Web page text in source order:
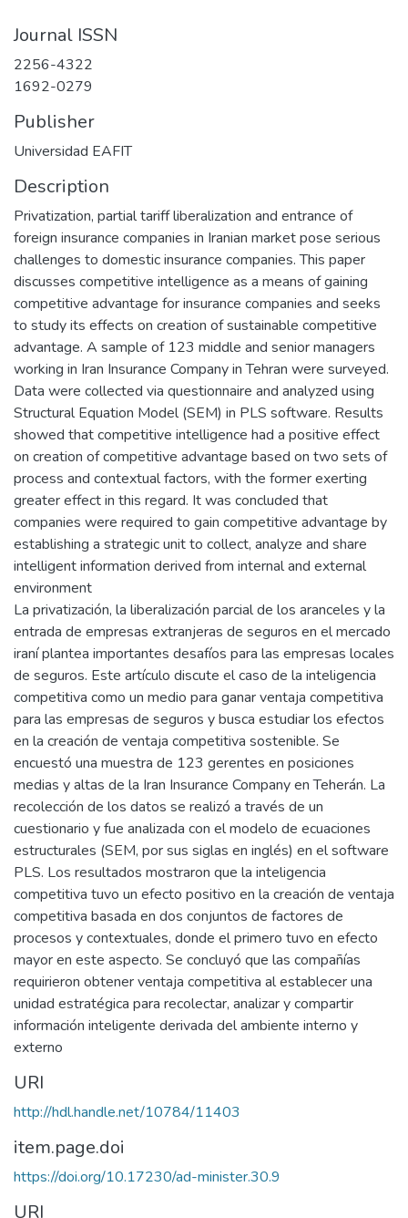
Journal ISSN
2256-4322
1692-0279
Publisher
Universidad EAFIT
Description
Privatization, partial tariff liberalization and entrance of
foreign insurance companies in Iranian market pose serious
challenges to domestic insurance companies. This paper
discusses competitive intelligence as a means of gaining
competitive advantage for insurance companies and seeks
to study its effects on creation of sustainable competitive
advantage. A sample of 123 middle and senior managers
working in Iran Insurance Company in Tehran were surveyed.
Data were collected via questionnaire and analyzed using
Structural Equation Model (SEM) in PLS software. Results
showed that competitive intelligence had a positive effect
on creation of competitive advantage based on two sets of
process and contextual factors, with the former exerting
greater effect in this regard. It was concluded that
companies were required to gain competitive advantage by
establishing a strategic unit to collect, analyze and share
intelligent information derived from internal and external
environment
La privatización, la liberalización parcial de los aranceles y la
entrada de empresas extranjeras de seguros en el mercado
iraní plantea importantes desafíos para las empresas locales
de seguros. Este artículo discute el caso de la inteligencia
competitiva como un medio para ganar ventaja competitiva
para las empresas de seguros y busca estudiar los efectos
en la creación de ventaja competitiva sostenible. Se
encuestó una muestra de 123 gerentes en posiciones
medias y altas de la Iran Insurance Company en Teherán. La
recolección de los datos se realizó a través de un
cuestionario y fue analizada con el modelo de ecuaciones
estructurales (SEM, por sus siglas en inglés) en el software
PLS. Los resultados mostraron que la inteligencia
competitiva tuvo un efecto positivo en la creación de ventaja
competitiva basada en dos conjuntos de factores de
procesos y contextuales, donde el primero tuvo en efecto
mayor en este aspecto. Se concluyó que las compañías
requirieron obtener ventaja competitiva al establecer una
unidad estratégica para recolectar, analizar y compartir
información inteligente derivada del ambiente interno y
externo
URI
http://hdl.handle.net/10784/11403
item.page.doi
https://doi.org/10.17230/ad-minister.30.9
URI